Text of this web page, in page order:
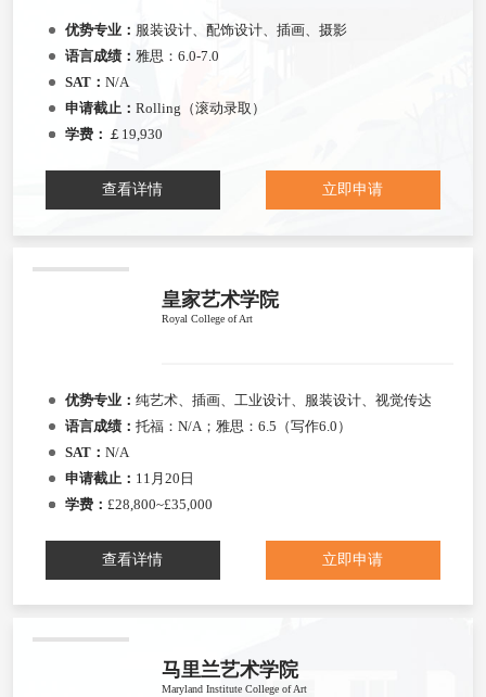
优势专业： 服装设计、配饰设计、插画、摄影
语言成绩： 雅思：6.0-7.0
SAT： N/A
申请截止： Rolling（滚动录取）
学费： ￡19,930
查看详情 立即申请
皇家艺术学院
Royal College of Art
优势专业： 纯艺术、插画、工业设计、服装设计、视觉传达
语言成绩： 托福：N/A；雅思：6.5（写作6.0）
SAT： N/A
申请截止： 11月20日
学费： £28,800~£35,000
查看详情 立即申请
马里兰艺术学院
Maryland Institute College of Art